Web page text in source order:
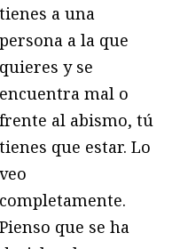
tienes a una
persona a la que
quieres y se
encuentra mal o
frente al abismo, tú
tienes que estar. Lo
veo
completamente.
Pienso que se ha